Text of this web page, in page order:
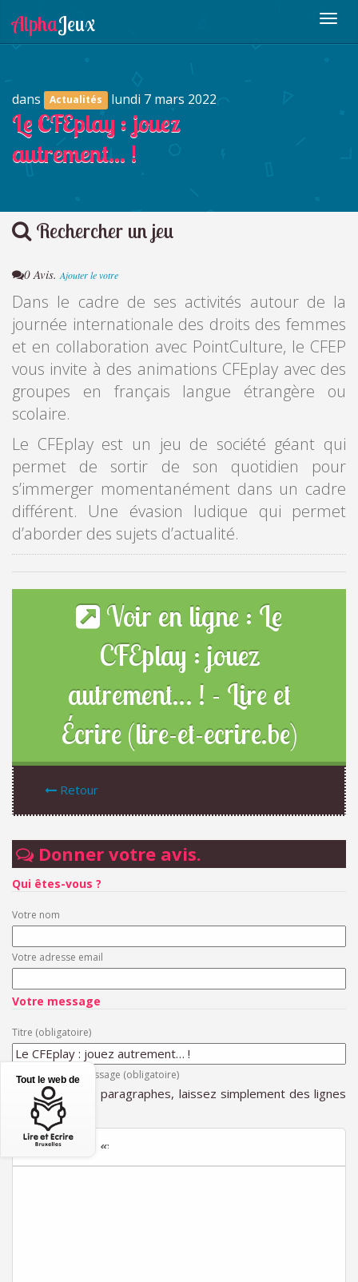
dans Actualités lundi 7 mars 2022
Le CFEplay : jouez
autrement… !
Rechercher un jeu
0 Avis. Ajouter le votre
Dans le cadre de ses activités autour de la
journée internationale des droits des femmes
et en collaboration avec PointCulture, le CFEP
vous invite à des animations CFEplay avec des
groupes en français langue étrangère ou
scolaire.
Le CFEplay est un jeu de société géant qui
permet de sortir de son quotidien pour
s’immerger momentanément dans un cadre
différent. Une évasion ludique qui permet
d’aborder des sujets d’actualité.
Voir en ligne : Le
CFEplay : jouez
autrement… ! - Lire et
Écrire (lire-et-ecrire.be)
Retour
Donner votre avis.
Qui êtes-vous ?
Votre nom
Votre adresse email
Votre message
Titre (obligatoire)
Texte de votre message (obligatoire)
Pour créer des paragraphes, laissez simplement des lignes
vides.
Tout le web de